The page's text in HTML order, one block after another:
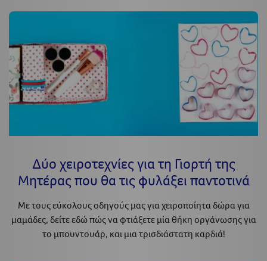
Δύο χειροτεχνίες για τη Γιορτή της
Μητέρας που θα τις φυλάξει παντοτινά
Με τους εύκολους οδηγούς μας για χειροποίητα δώρα για
μαμάδες, δείτε εδώ πώς να φτιάξετε μία θήκη οργάνωσης για
το μπουντουάρ, και μια τρισδιάστατη καρδιά!